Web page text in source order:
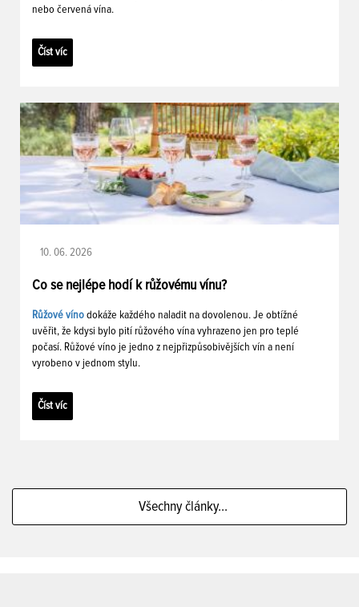
nebo červená vína.
Číst víc
10. 06. 2026
Co se nejlépe hodí k růžovému vínu?
Růžové víno dokáže každého naladit na dovolenou. Je obtížné
uvěřit, že kdysi bylo pití růžového vína vyhrazeno jen pro teplé
počasí. Růžové víno je jedno z nejpřizpůsobivějších vín a není
vyrobeno v jednom stylu.
Číst víc
Všechny články...